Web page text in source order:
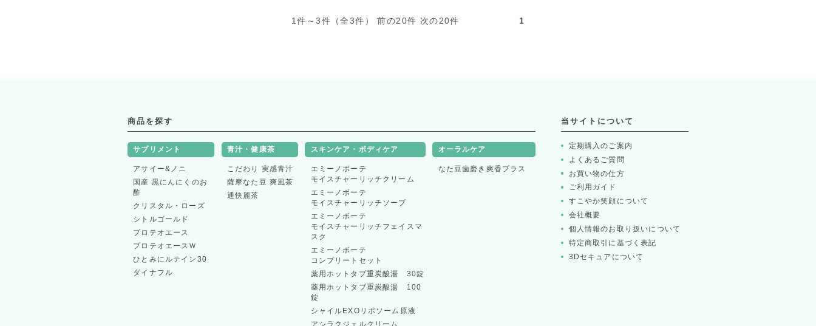
1件～3件（全3件） 前の20件 次の20件 1
商品を探す
サプリメント
アサイー&ノニ
国産 黒にんにくのお
酢
クリスタル・ローズ
シトルゴールド
プロテオエース
プロテオエースＷ
ひとみにルテイン30
ダイナフル
青汁・健康茶
こだわり 実感青汁
薩摩なた豆 爽風茶
通快麗茶
スキンケア・ボディケア
エミーノボーテ
モイスチャーリッチクリーム
エミーノボーテ
モイスチャーリッチソープ
エミーノボーテ
モイスチャーリッチフェイスマ
スク
エミーノボーテ
コンプリートセット
薬用ホットタブ重炭酸湯 30錠
薬用ホットタブ重炭酸湯 100
錠
シャイルEXOリポソーム原液
アシラクジェルクリーム
オーラルケア
なた豆歯磨き爽香プラス
当サイトについて
定期購入のご案内
よくあるご質問
お買い物の仕方
ご利用ガイド
すこやか笑顔について
会社概要
個人情報のお取り扱いについて
特定商取引に基づく表記
3Dセキュアについて